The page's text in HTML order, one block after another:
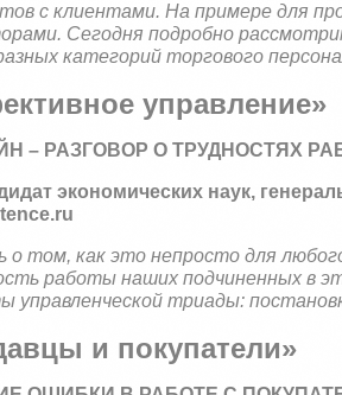
с клиентами. На примере для
Сегодня подробно
категорий торгового
управление»
– РАЗГОВОР О ТРУДНОСТЯХ
экономических наук,
.ru
о том, как это непросто для
работы наших подчиненных в
управленческой триады:
и покупатели»